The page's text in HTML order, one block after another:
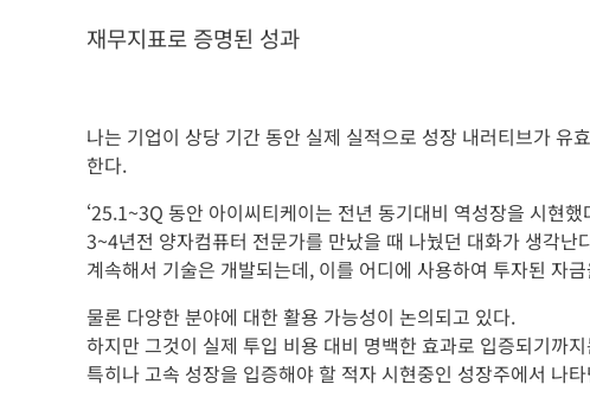
재무지표로 증명된 성과
나는 기업이 상당 기간 동안 실제 실적으로 성장 내러티브가
한다.
‘25.1~3Q 동안 아이씨티케이는 전년 동기대비 역성장을 시현했
3~4년전 양자컴퓨터 전문가를 만났을 때 나눴던 대화가 생각난
계속해서 기술은 개발되는데, 이를 어디에 사용하여 투자된 자
물론 다양한 분야에 대한 활용 가능성이 논의되고 있다.
하지만 그것이 실제 투입 비용 대비 명백한 효과로 입증되기까
특히나 고속 성장을 입증해야 할 적자 시현중인 성장주에서 나